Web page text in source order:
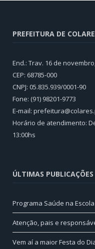
PREFEITURA DE
End.: Trav. 16 de
CEP: 68785-000
CNPJ: 05.835.939/0001-90
Fone: (91) 98201-9773
E-mail:
Horário de atendimento:
13:00hs
ÚLTIMAS PUBLICAÇÕES
Programa Saúde na Escola
Atenção, pais e
Vem aí a maior Festa do